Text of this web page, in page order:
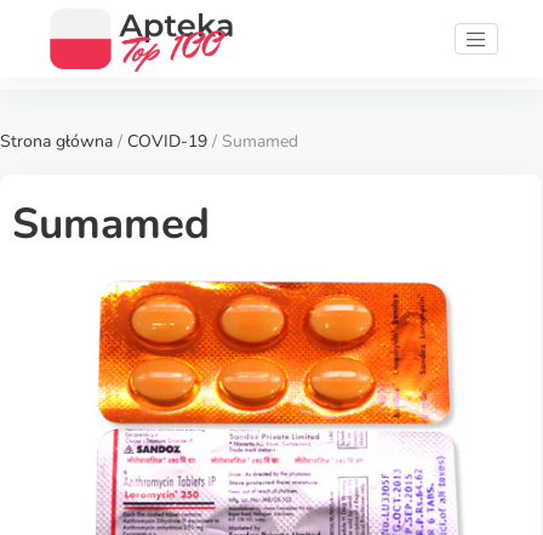
Strona główna / COVID-19 / Sumamed
Sumamed